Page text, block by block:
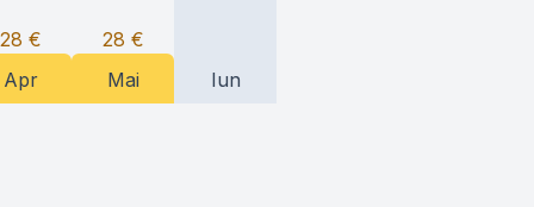
28 €
Apr
28 €
Mai
Iun